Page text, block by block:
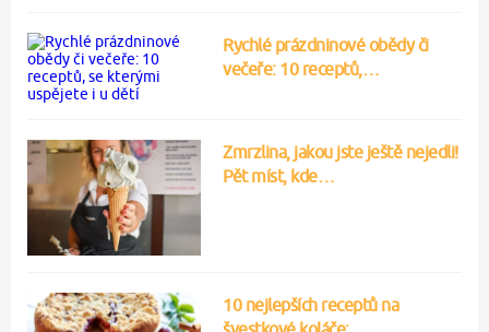
Rychlé prázdninové obědy či
večeře: 10 receptů,…
Zmrzlina, jakou jste ještě nejedli!
Pět míst, kde…
10 nejlepších receptů na